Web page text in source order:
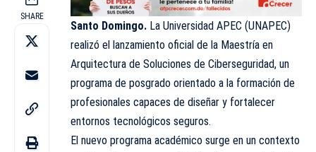
SHARE
Santo Domingo. La Universidad APEC (UNAPEC)
realizó el lanzamiento oficial de la Maestría en
Arquitectura de Soluciones de Ciberseguridad, un
programa de posgrado orientado a la formación de
profesionales capaces de diseñar y fortalecer
entornos tecnológicos seguros.
El nuevo programa académico surge en un contexto